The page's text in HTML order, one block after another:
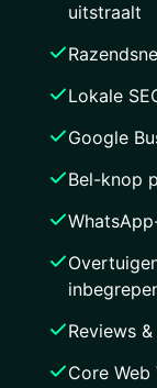
uitstraalt
Lokale
Google
Bel-knop
Reviews
Core